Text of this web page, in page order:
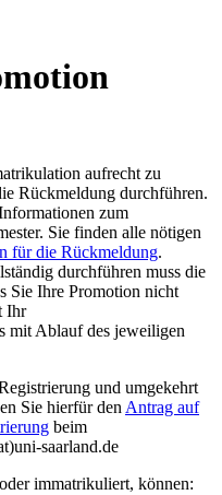
aufrecht zu
Rückmeldung durchführen.
zum
Sie finden alle nötigen
für die Rückmeldung.
durchführen muss die
Sie Ihre Promotion nicht
Ihr
mit Ablauf des jeweiligen
und umgekehrt
Sie hierfür den Antrag auf
beim
saarland.de
immatrikuliert, können: